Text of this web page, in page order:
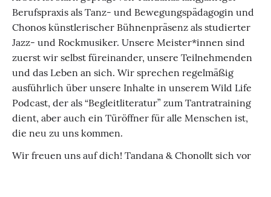
Berufspraxis als Tanz- und Bewegungspädagogin und
Chonos künstlerischer Bühnenpräsenz als studierter
Jazz- und Rockmusiker. Unsere Meister*innen sind
zuerst wir selbst füreinander, unsere Teilnehmenden
und das Leben an sich. Wir sprechen regelmäßig
ausführlich über unsere Inhalte in unserem Wild Life
Podcast, der als “Begleitliteratur” zum Tantratraining
dient, aber auch ein Türöffner für alle Menschen ist,
die neu zu uns kommen.
Wir freuen uns auf dich! Tandana & Chonollt sich vor